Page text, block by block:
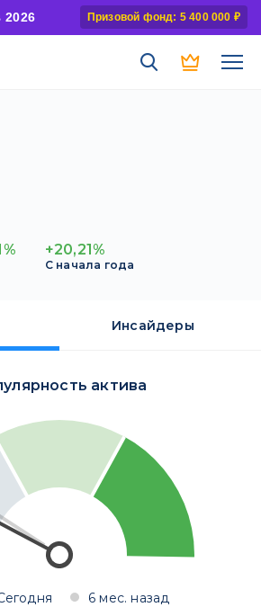
2026 Призовой фонд: 5 400 000 ₽
+20,21%
С начала года
Инсайдеры
актива
6 мес. назад